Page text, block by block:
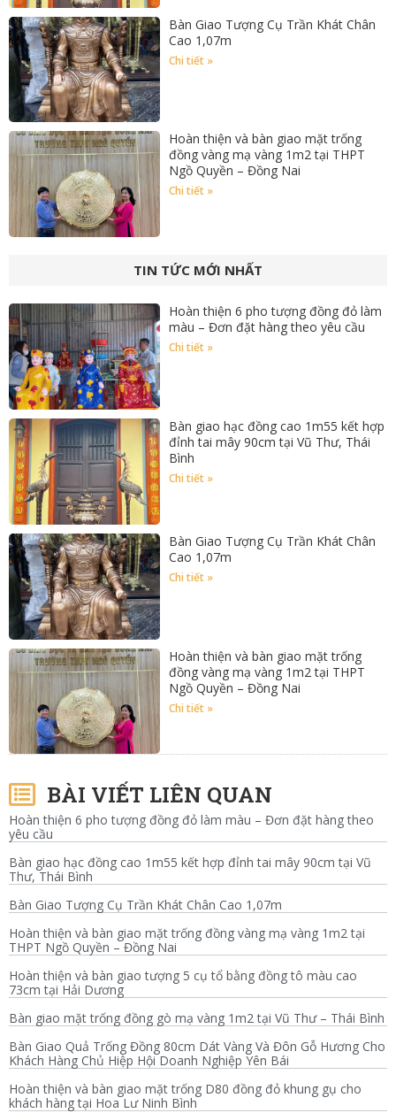
Bàn Giao Tượng Cụ Trần Khát Chân
Cao 1,07m
Chi tiết »
Hoàn thiện và bàn giao mặt trống
đồng vàng mạ vàng 1m2 tại THPT
Ngồ Quyền – Đồng Nai
Chi tiết »
TIN TỨC MỚI NHẤT
Hoàn thiện 6 pho tượng đồng đỏ làm
màu – Đơn đặt hàng theo yêu cầu
Chi tiết »
Bàn giao hạc đồng cao 1m55 kết hợp
đỉnh tai mây 90cm tại Vũ Thư, Thái
Bình
Chi tiết »
Bàn Giao Tượng Cụ Trần Khát Chân
Cao 1,07m
Chi tiết »
Hoàn thiện và bàn giao mặt trống
đồng vàng mạ vàng 1m2 tại THPT
Ngồ Quyền – Đồng Nai
Chi tiết »
BÀI VIẾT LIÊN QUAN
Hoàn thiện 6 pho tượng đồng đỏ làm màu – Đơn đặt hàng theo
yêu cầu
Bàn giao hạc đồng cao 1m55 kết hợp đỉnh tai mây 90cm tại Vũ
Thư, Thái Bình
Bàn Giao Tượng Cụ Trần Khát Chân Cao 1,07m
Hoàn thiện và bàn giao mặt trống đồng vàng mạ vàng 1m2 tại
THPT Ngồ Quyền – Đồng Nai
Hoàn thiện và bàn giao tượng 5 cụ tổ bằng đồng tô màu cao
73cm tại Hải Dương
Bàn giao mặt trống đồng gò mạ vàng 1m2 tại Vũ Thư – Thái Bình
Bàn Giao Quả Trống Đồng 80cm Dát Vàng Và Đôn Gỗ Hương Cho
Khách Hàng Chủ Hiệp Hội Doanh Nghiệp Yên Bái
Hoàn thiện và bàn giao mặt trống D80 đồng đỏ khung gụ cho
khách hàng tại Hoa Lư Ninh Bình